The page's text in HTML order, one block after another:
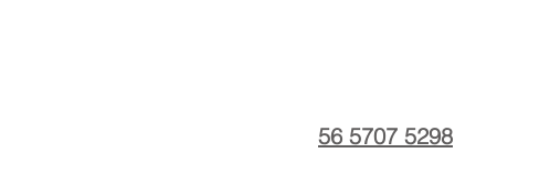
56 5707 5298